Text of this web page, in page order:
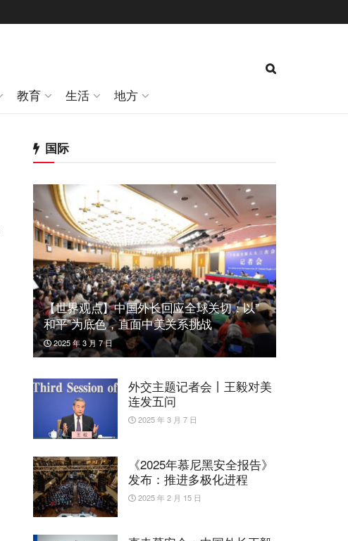
教育 生活 地方
国际
【世界观点】中国外长回应全球关切：以”
和平”为底色，直面中美关系挑战
2025 年 3 月 7 日
外交主题记者会丨王毅对美
连发五问
2025 年 3 月 7 日
《2025年慕尼黑安全报告》
发布：推进多极化进程
2025 年 2 月 15 日